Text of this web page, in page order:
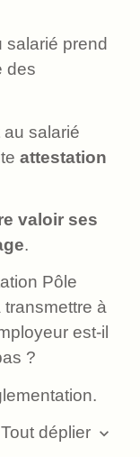
salarié prend
des
salarié
attestation
valoir ses
.
Pôle
à
est-il
?
Tout déplier keyboard_arrow_down